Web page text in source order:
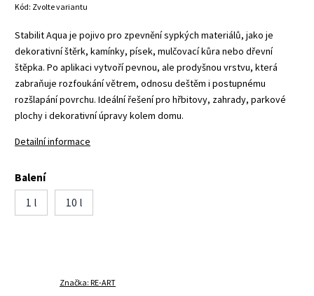
Kód: Zvolte variantu
Stabilit Aqua je pojivo pro zpevnění sypkých materiálů, jako je
dekorativní štěrk, kamínky, písek, mulčovací kůra nebo dřevní
štěpka. Po aplikaci vytvoří pevnou, ale prodyšnou vrstvu, která
zabraňuje rozfoukání větrem, odnosu deštěm i postupnému
rozšlapání povrchu. Ideální řešení pro hřbitovy, zahrady, parkové
plochy i dekorativní úpravy kolem domu.
Detailní informace
Balení
1 l
10 l
Značka: RE-ART